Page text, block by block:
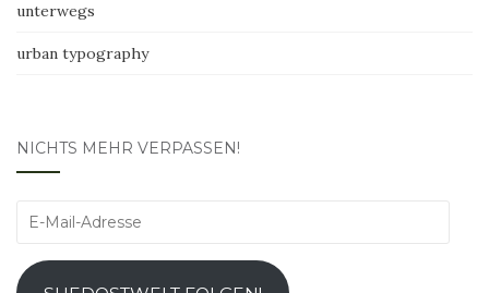
unterwegs
urban typography
NICHTS MEHR VERPASSEN!
E-
Adresse